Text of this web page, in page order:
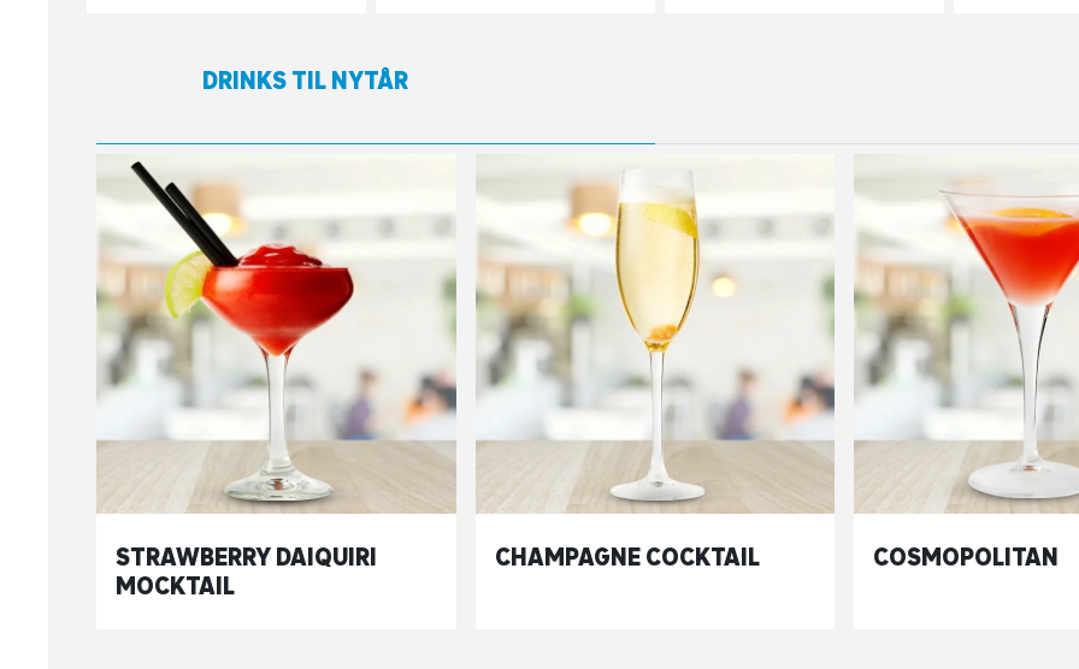
DRINKS TIL NYTÅR
STRAWBERRY DAIQUIRI
MOCKTAIL
CHAMPAGNE COCKTAIL COSMOPOLITAN